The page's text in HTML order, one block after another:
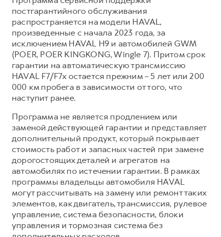
HAVAL Лизинг
АКСЕССУАРЫ HAVAL
Автомобильные аксессуары
Коллекция PRO
Коллекция Базовая
Коллекция Детская
АКСЕССУАРЫ HAVAL
Автомобильные аксессуары
Коллекция PRO
Коллекция Базовая
Коллекция Детская
постгарантийного обслуживания
распространяется на модели HAVAL,
произведенные с начала 2023 года, за
исключением HAVAL H9 и автомобилей GWM
(POER, POER KINGKONG, Wingle 7). Притом срок
гарантии на автоматическую трансмиссию
HAVAL F7/F7x остается прежним – 5 лет или 200
000 км пробега в зависимости от того, что
наступит ранее.
Программа не является продлением или
заменой действующей гарантии и представляет
дополнительный продукт, который покрывает
стоимость работ и запасных частей при замене
дорогостоящих деталей и агрегатов на
автомобилях по истечении гарантии. В рамках
программы владельцы автомобиля HAVAL
могут рассчитывать на замену или ремонт таких
элементов, как двигатель, трансмиссия, рулевое
управление, система безопасности, блоки
управления и тормозная система без